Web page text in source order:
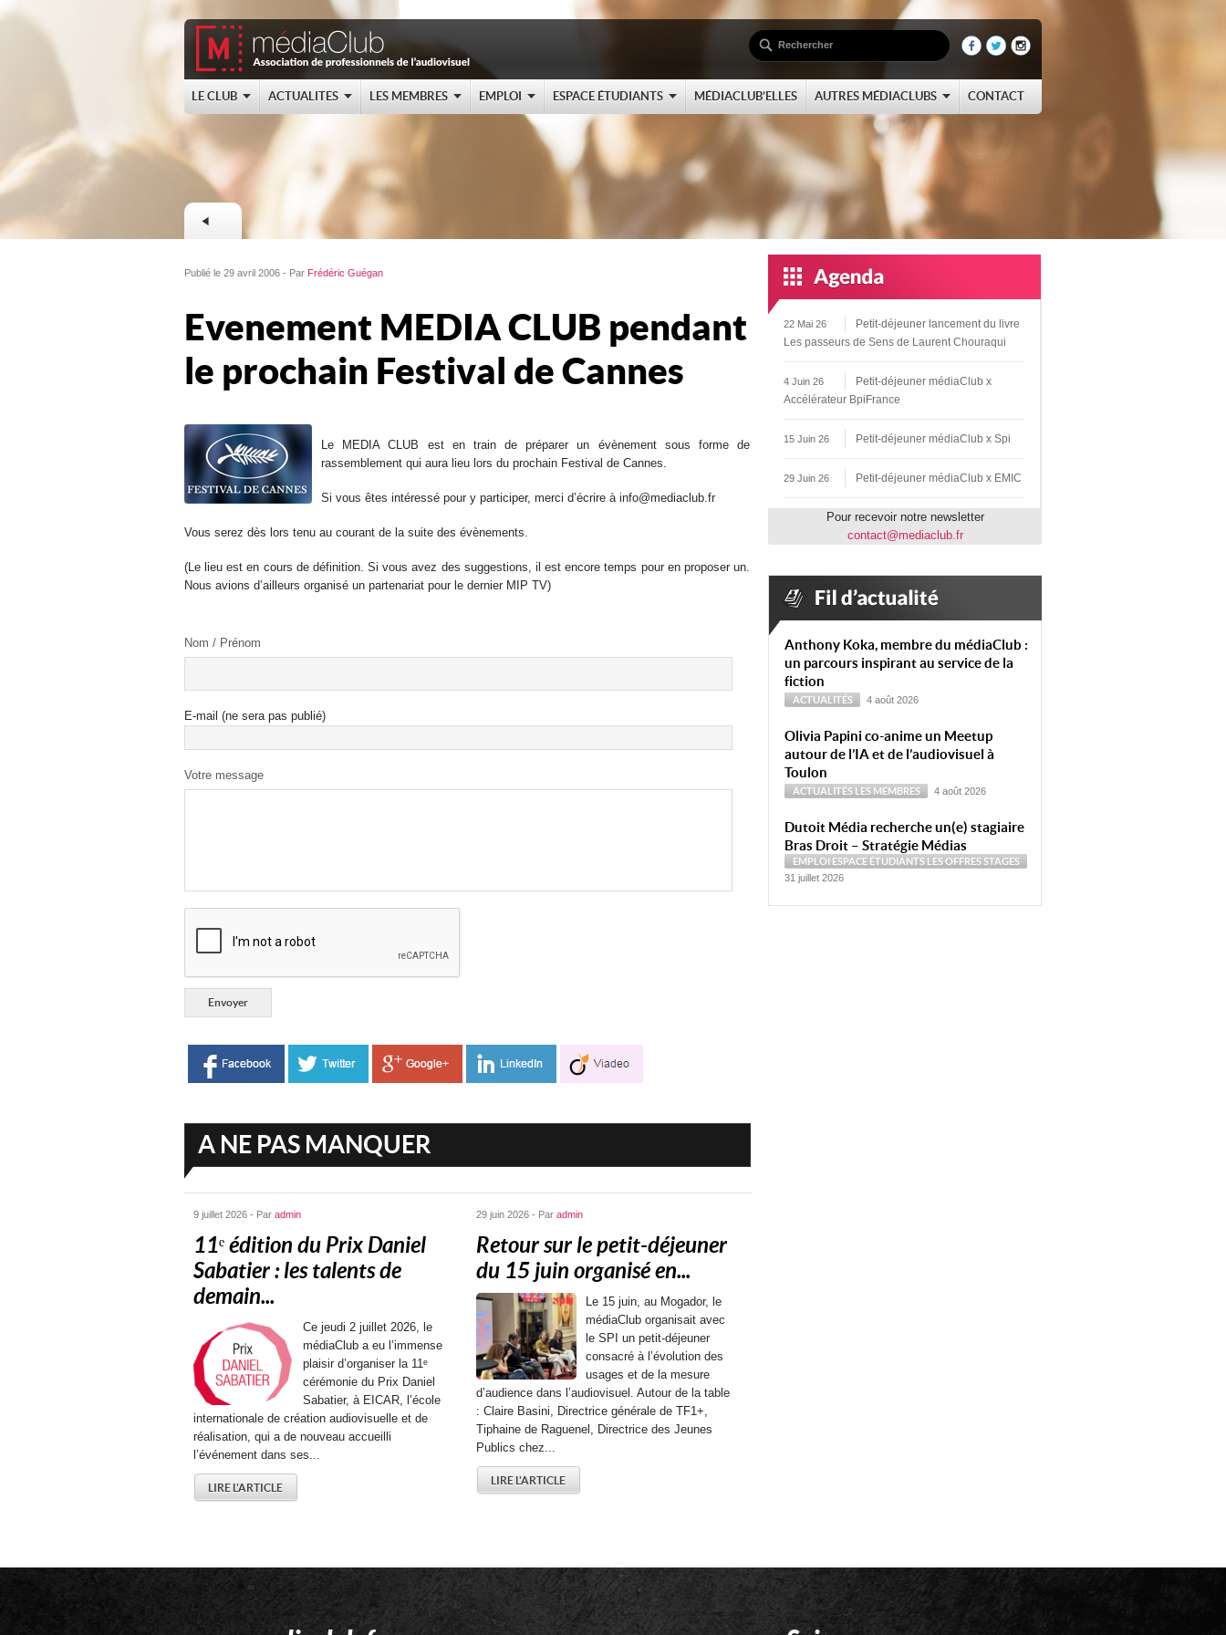
LE CLUB ACTUALITES LES MEMBRES EMPLOI ESPACE ÉTUDIANTS MÉDIACLUB’ELLES AUTRES MÉDIACLUBS CONTACT
Publié le 29 avril 2006 - Par Frédéric Guégan
Evenement MEDIA CLUB pendant
le prochain Festival de Cannes
Le MEDIA CLUB est en train de préparer un évènement sous forme de
rassemblement qui aura lieu lors du prochain Festival de Cannes.
Si vous êtes intéressé pour y participer, merci d’écrire à info@mediaclub.fr
Vous serez dès lors tenu au courant de la suite des évènements.
(Le lieu est en cours de définition. Si vous avez des suggestions, il est encore temps pour en proposer un.
Nous avions d’ailleurs organisé un partenariat pour le dernier MIP TV)
Nom / Prénom
E-mail (ne sera pas publié)
Votre message
A NE PAS MANQUER
9 juillet 2026 - Par admin
11ᵉ édition du Prix Daniel
Sabatier : les talents de
demain...
Ce jeudi 2 juillet 2026, le
médiaClub a eu l’immense
plaisir d’organiser la 11ᵉ
cérémonie du Prix Daniel
Sabatier, à EICAR, l’école
internationale de création audiovisuelle et de
réalisation, qui a de nouveau accueilli
l’événement dans ses...
LIRE L'ARTICLE
29 juin 2026 - Par admin
Retour sur le petit-déjeuner
du 15 juin organisé en...
Le 15 juin, au Mogador, le
médiaClub organisait avec
le SPI un petit-déjeuner
consacré à l’évolution des
usages et de la mesure
d’audience dans l’audiovisuel. Autour de la table
: Claire Basini, Directrice générale de TF1+,
Tiphaine de Raguenel, Directrice des Jeunes
Publics chez...
LIRE L'ARTICLE
22 Mai 26
Petit-déjeuner lancement du livre
Les passeurs de Sens de Laurent Chouraqui
4 Juin 26
Petit-déjeuner médiaClub x
Accélérateur BpiFrance
15 Juin 26 Petit-déjeuner médiaClub x Spi
29 Juin 26 Petit-déjeuner médiaClub x EMIC
Pour recevoir notre newsletter
contact@mediaclub.fr
Anthony Koka, membre du médiaClub :
un parcours inspirant au service de la
fiction
ACTUALITÉS 4 août 2026
Olivia Papini co-anime un Meetup
autour de l’IA et de l’audiovisuel à
Toulon
ACTUALITÉS LES MEMBRES 4 août 2026
Dutoit Média recherche un(e) stagiaire
Bras Droit – Stratégie Médias
EMPLOI ESPACE ÉTUDIANTS LES OFFRESSTAGES
31 juillet 2026